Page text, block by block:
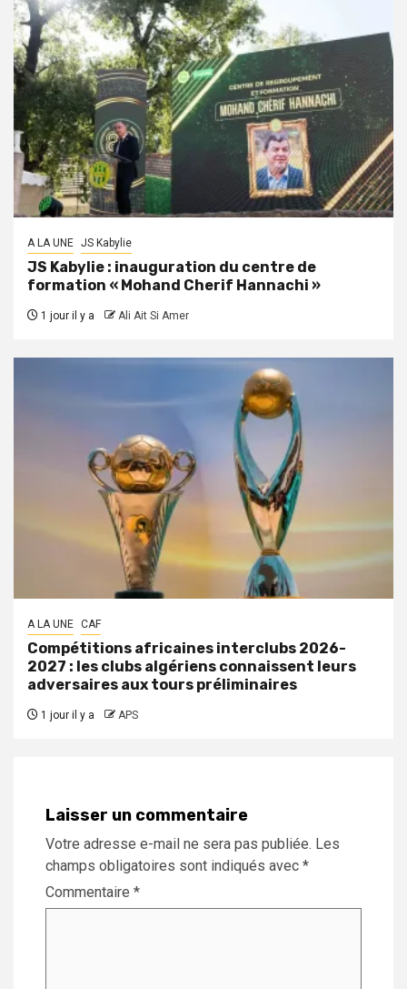
A LA UNE JS Kabylie
JS Kabylie : inauguration du centre de
formation « Mohand Cherif Hannachi »
1 jour il y a Ali Ait Si Amer
A LA UNE CAF
Compétitions africaines interclubs 2026-
2027 : les clubs algériens connaissent leurs
adversaires aux tours préliminaires
1 jour il y a APS
Laisser un commentaire
Votre adresse e-mail ne sera pas publiée. Les
champs obligatoires sont indiqués avec *
Commentaire *